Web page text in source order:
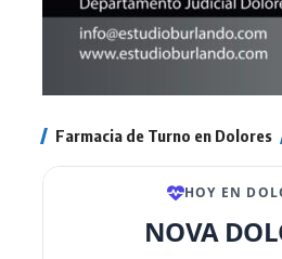
Farmacia de Turno en Dolores